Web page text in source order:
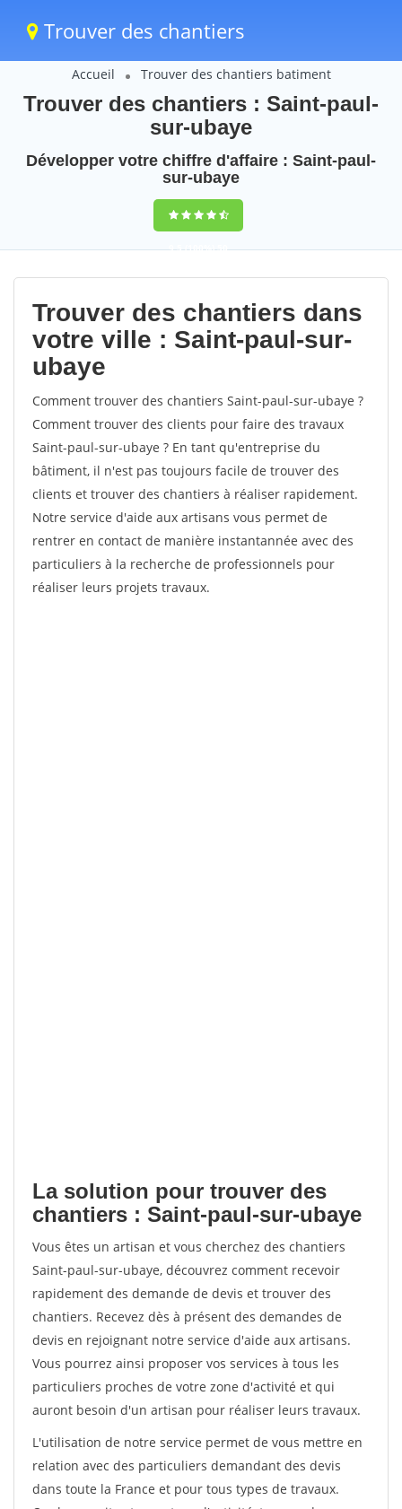
Trouver des chantiers
Accueil Trouver des chantiers batiment
Trouver des chantiers : Saint-paul-
sur-ubaye
Développer votre chiffre d'affaire : Saint-paul-
sur-ubaye
9,5(100%)50
votes
Trouver des chantiers dans
votre ville : Saint-paul-sur-
ubaye
Comment trouver des chantiers Saint-paul-sur-ubaye ?
Comment trouver des clients pour faire des travaux
Saint-paul-sur-ubaye ? En tant qu'entreprise du
bâtiment, il n'est pas toujours facile de trouver des
clients et trouver des chantiers à réaliser rapidement.
Notre service d'aide aux artisans vous permet de
rentrer en contact de manière instantannée avec des
particuliers à la recherche de professionnels pour
réaliser leurs projets travaux.
La solution pour trouver des
chantiers : Saint-paul-sur-ubaye
Vous êtes un artisan et vous cherchez des chantiers
Saint-paul-sur-ubaye, découvrez comment recevoir
rapidement des demande de devis et trouver des
chantiers. Recevez dès à présent des demandes de
devis en rejoignant notre service d'aide aux artisans.
Vous pourrez ainsi proposer vos services à tous les
particuliers proches de votre zone d'activité et qui
auront besoin d'un artisan pour réaliser leurs travaux.
L'utilisation de notre service permet de vous mettre en
relation avec des particuliers demandant des devis
dans toute la France et pour tous types de travaux.